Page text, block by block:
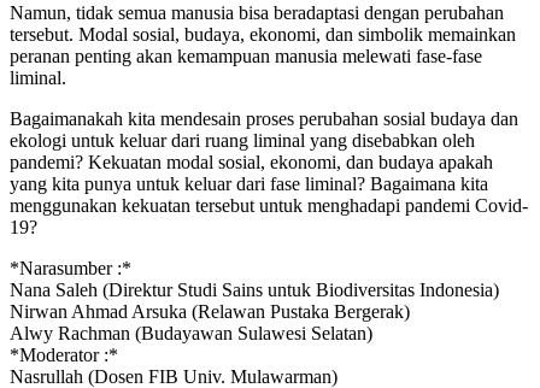
Namun, tidak semua manusia bisa beradaptasi dengan perubahan
tersebut. Modal sosial, budaya, ekonomi, dan simbolik memainkan
peranan penting akan kemampuan manusia melewati fase-fase
liminal.
Bagaimanakah kita mendesain proses perubahan sosial budaya dan
ekologi untuk keluar dari ruang liminal yang disebabkan oleh
pandemi? Kekuatan modal sosial, ekonomi, dan budaya apakah
yang kita punya untuk keluar dari fase liminal? Bagaimana kita
menggunakan kekuatan tersebut untuk menghadapi pandemi Covid-
19?
*Narasumber :*
Nana Saleh (Direktur Studi Sains untuk Biodiversitas Indonesia)
Nirwan Ahmad Arsuka (Relawan Pustaka Bergerak)
Alwy Rachman (Budayawan Sulawesi Selatan)
*Moderator :*
Nasrullah (Dosen FIB Univ. Mulawarman)